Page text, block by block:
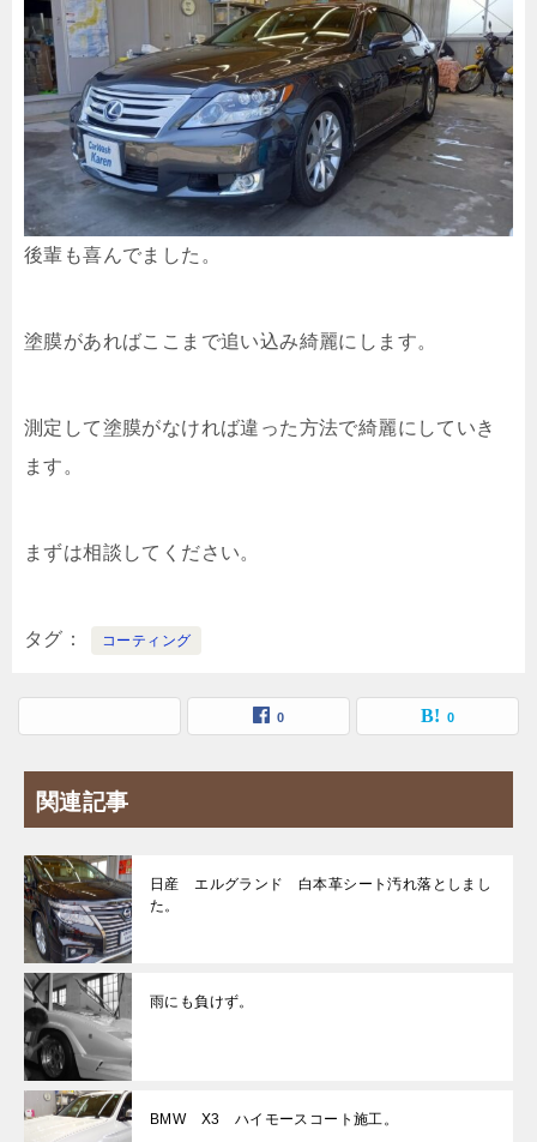
後輩も喜んでました。
塗膜があればここまで追い込み綺麗にします。
測定して塗膜がなければ違った方法で綺麗にしていき
ます。
まずは相談してください。
タグ コーティング
0 0
関連記事
日産 エルグランド 白本革シート汚れ落としまし
た。
雨にも負けず。
BMW X3 ハイモースコート施工。